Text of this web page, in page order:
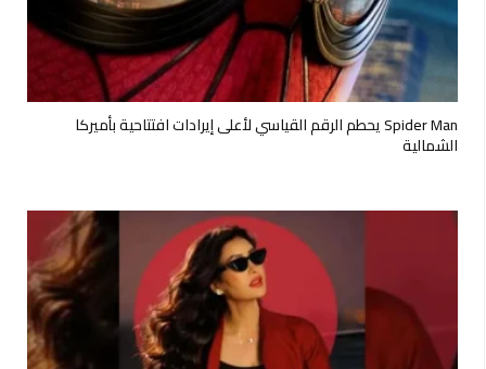
Spider Man يحطم الرقم القياسي لأعلى إيرادات افتتاحية بأميركا
الشمالية